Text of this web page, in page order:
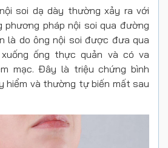
soi dạ dày thường xảy ra với
phương pháp nội soi qua đường
là do ông nội soi được đưa qua
ống thực quản và có va
mạc. Đây là triệu chứng bình
hiểm và thường tự biến mất sau